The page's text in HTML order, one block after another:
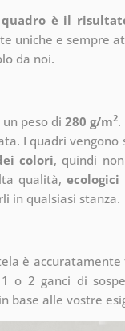
quadro è il
uniche e sempre
da noi.
un peso di280 g/m2.
I quadri
colori, quindi
qualità,ecologici
in qualsiasi stanza.
è
o 2 ganci di
base alle vostre